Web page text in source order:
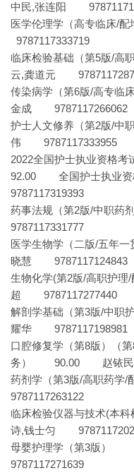
中民,张连阳
医学伦理学（高专临
9787117333719
临床检验基础（第5版
云,龚道元
传染病学（第6版/高
金成 9787117266062
护士人文修养（第2版
伟 9787117333955
2022全国护士执业资格
92.00 全国护士执业资
9787117319393
药事法规（第2版/中
9787117331777
医学生物学（二版/五
晓慧 9787117124843
生物化学(第2版/高职
超 9787117277440
解剖学基础（第3版/
耀华 9787117198981
口腔修复学（第8版）（
务） 90.00 赵铱民
药剂学（第3版/高职
9787117263122
临床检验仪器与技术(
诗,钱士匀
母婴护理学（第3版
9787117271639